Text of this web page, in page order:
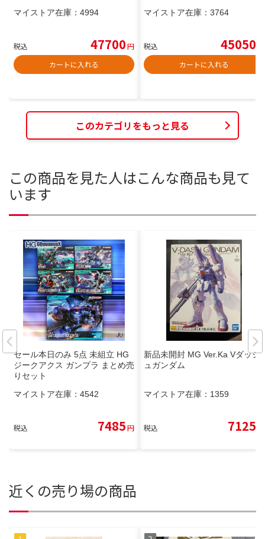
マイストア在庫： 4994
税込 47700円
カートに入れる
マイストア在庫： 3764
税込 45050
カートに入れる
このカテゴリをもっと見る
この商品を見た人はこんな商品も見て
います
セール本日のみ 5点 未組立 HG
ジークアクス ガンプラ まとめ売
りセット
マイストア在庫： 4542
税込 7485円
新品未開封 MG Ver.Ka Vダッシ
ュガンダム
マイストア在庫： 1359
税込 7125
近くの売り場の商品